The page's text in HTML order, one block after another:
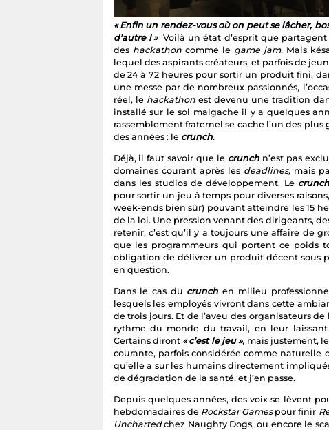
« Enfin un rendez-vous où on peut se lâcher,
d’autre ! »Voilà un état d’esprit que partagent
des hackathoncomme le game jam. Mais
lequel des aspirants créateurs, et parfois de
de 24 à 72 heures pour sortir un produit fini,
une messe par de nombreux passionnés,
réel, le hackathonest devenu une tradition
installé sur le sol malgache il y a quelques
rassemblement fraternel se cache l’un des
des années : le crunch.
Déjà, il faut savoir que le crunch n’est pas
domaines courant après les deadlines,mais
dans les studios de développement. Le crunch
pour sortir un jeu à temps pour diverses
week-ends bien sûr) pouvant atteindre les 15
de la loi. Une pression venant des dirigeants,
retenir, c’est qu’il y a toujours une affaire de
que les programmeurs qui portent ce poids
obligation de délivrer un produit décent sous
en question.
Dans le cas du crunch en milieu
lesquels les employés vivront dans cette
de trois jours. Et de l’aveu des organisateurs
rythme du monde du travail, en leur
Certains diront « c’est le jeu », mais justement,
courante, parfois considérée comme naturelle
qu’elle a sur les humains directement
de dégradation de la santé, et j’en passe.
Depuis quelques années, des voix se lèvent
hebdomadaires de Rockstar Gamespour finir
Unchartedchez Naughty Dogs, ou encore le